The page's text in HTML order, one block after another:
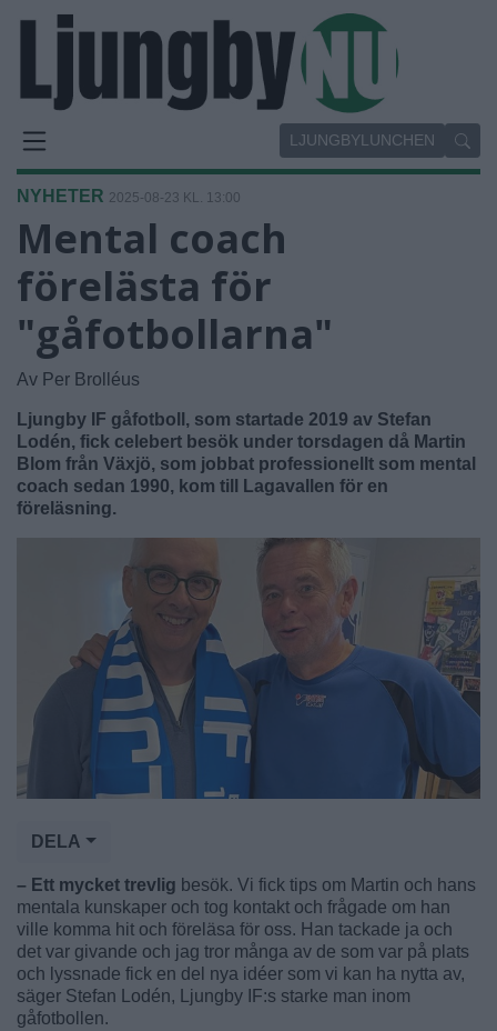
LJUNGBYLUNCHEN
NYHETER 2025-08-23 KL. 13:00
Mental coach
förelästa för
"gåfotbollarna"
Av Per Brolléus
Ljungby IF gåfotboll, som startade 2019 av Stefan
Lodén, fick celebert besök under torsdagen då Martin
Blom från Växjö, som jobbat professionellt som mental
coach sedan 1990, kom till Lagavallen för en
föreläsning.
DELA
– Ett mycket trevlig besök. Vi fick tips om Martin och hans
mentala kunskaper och tog kontakt och frågade om han
ville komma hit och föreläsa för oss. Han tackade ja och
det var givande och jag tror många av de som var på plats
och lyssnade fick en del nya idéer som vi kan ha nytta av,
säger Stefan Lodén, Ljungby IF:s starke man inom
gåfotbollen.